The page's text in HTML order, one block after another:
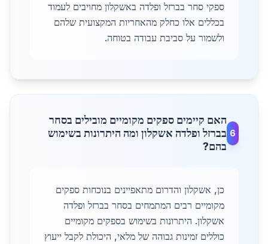
ספקי סחר בברזל ופלדה באשקלון מחויבים לעמוד
בכללים אלו כחלק מהאחריות המקצועית שלהם
ולשמור על סביבת עבודה בטוחה.
6
האם קיימים ספקים מקומיים מובילים בסחר
בברזל ופלדה אשקלון ומה היתרונות בשימוש
בהם?
כן, אשקלון והדרום מתאפיינים בנוכחות ספקים
מקומיים רבים המתמחים בסחר בברזל ופלדה
אשקלון. היתרונות בשימוש בספקים מקומיים
כוללים זמינות גבוהה של מלאי, היכולת לקבל ייעוץ